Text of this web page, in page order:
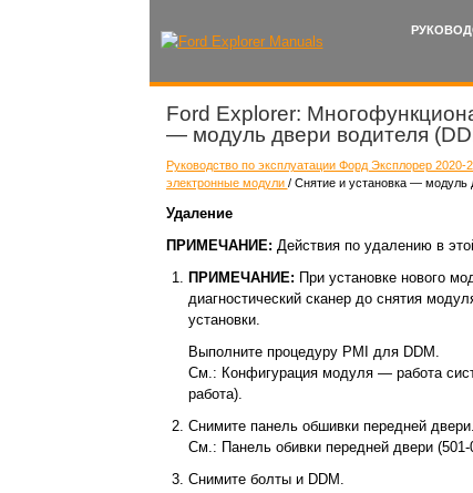
Ford Explorer:
— модуль двери водителя
Руководство по эксплуатации Форд Эксплорер 2020-
электронные модули / Снятие и установка — модуль
Удаление
ПРИМЕЧАНИЕ: Действия по удалению в
ПРИМЕЧАНИЕ: При установке нового
диагностический сканер до снятия
установки.
Выполните процедуру PMI для DDM.
См.: Конфигурация модуля — работа
работа).
Снимите панель обшивки передней двери.
См.: Панель обивки передней двери
Снимите болты и DDM.